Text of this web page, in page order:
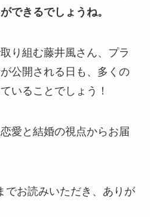
できるでしょうね。
り組む藤井風さん、プラ
公開される日も、多くの
いることでしょう！
愛と結婚の視点からお届
でお読みいただき、ありが